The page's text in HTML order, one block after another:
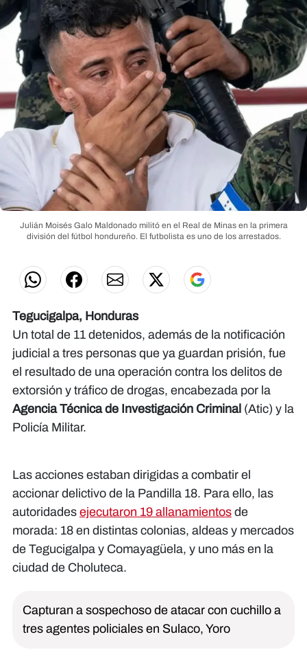
Julián Moisés Galo Maldonado militó en el Real de Minas en la primera
división del fútbol hondureño. El futbolista es uno de los arrestados.
Tegucigalpa, Honduras
Un total de 11 detenidos, además de la notificación
judicial a tres personas que ya guardan prisión, fue
el resultado de una operación contra los delitos de
extorsión y tráfico de drogas, encabezada por la
Agencia Técnica de Investigación Criminal (Atic) y la
Policía Militar.
Las acciones estaban dirigidas a combatir el
accionar delictivo de la Pandilla 18. Para ello, las
autoridades ejecutaron 19 allanamientos de
morada: 18 en distintas colonias, aldeas y mercados
de Tegucigalpa y Comayagüela, y uno más en la
ciudad de Choluteca.
Capturan a sospechoso de atacar con cuchillo a
tres agentes policiales en Sulaco, Yoro